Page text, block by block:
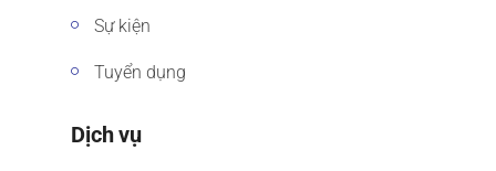
Sự kiện
Tuyển dụng
Dịch vụ